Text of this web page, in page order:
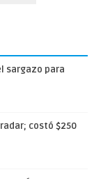
sargazo para
costó $250